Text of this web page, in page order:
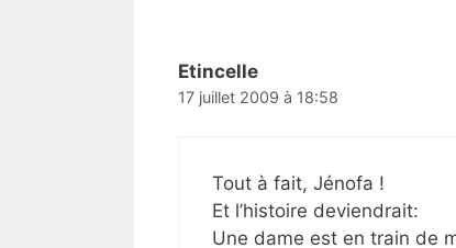
Etincelle
17 juillet 2009 à 18:58
Tout à fait, Jénofa !
Et l’histoire deviendrait:
Une dame est en train de